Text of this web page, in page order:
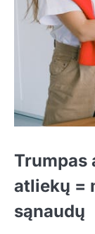
Trumpas
atliekų =
sąnaudų